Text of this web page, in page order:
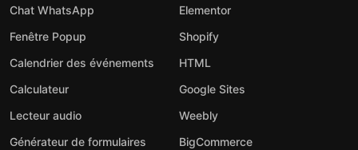
Chat WhatsApp
Fenêtre Popup
Calendrier des événements
Calculateur
Lecteur audio
Générateur de formulaires
Elementor
Shopify
HTML
Google Sites
Weebly
BigCommerce